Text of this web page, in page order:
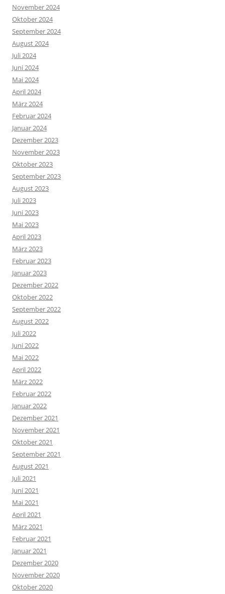
November 2024
Oktober 2024
September 2024
August 2024
Juli 2024
Juni 2024
Mai 2024
April 2024
März 2024
Februar 2024
Januar 2024
Dezember 2023
November 2023
Oktober 2023
September 2023
August 2023
Juli 2023
Juni 2023
Mai 2023
April 2023
März 2023
Februar 2023
Januar 2023
Dezember 2022
Oktober 2022
September 2022
August 2022
Juli 2022
Juni 2022
Mai 2022
April 2022
März 2022
Februar 2022
Januar 2022
Dezember 2021
November 2021
Oktober 2021
September 2021
August 2021
Juli 2021
Juni 2021
Mai 2021
April 2021
März 2021
Februar 2021
Januar 2021
Dezember 2020
November 2020
Oktober 2020